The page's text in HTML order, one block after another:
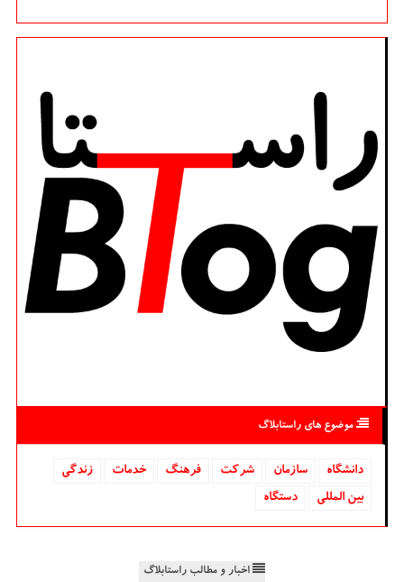
موضوع های راستابلاگ
دانشگاه‌ سازمان شركت فرهنگ خدمات
زندگی
بین المللی
دستگاه
اخبار و مطالب راستابلاگ